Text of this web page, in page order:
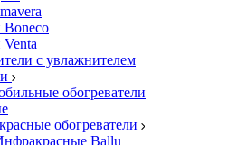
с увлажнителем
обогреватели
обогреватели
Ballu